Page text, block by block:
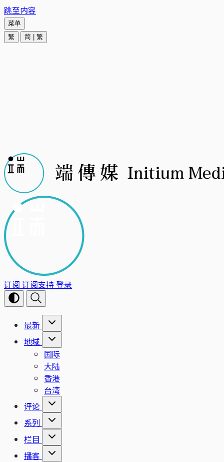
跳至内容
菜单
繁
简 繁
订阅 订阅支持登录
最新
地域
国际
大陆
香港
台湾
评论
系列
栏目
播客